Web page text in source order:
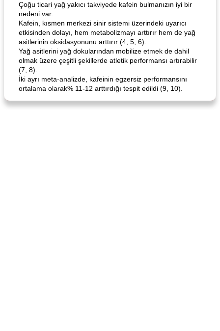
Curry Chicken Dinner
Çoğu ticari yağ yakıcı takviyede kafein bulmanızın iyi bir
nedeni var.
Kafein, kısmen merkezi sinir sistemi üzerindeki uyarıcı
etkisinden dolayı, hem metabolizmayı arttırır hem de yağ
asitlerinin oksidasyonunu arttırır (4, 5, 6).
Yağ asitlerini yağ dokularından mobilize etmek de dahil
olmak üzere çeşitli şekillerde atletik performansı artırabilir
(7, 8).
İki ayrı meta-analizde, kafeinin egzersiz performansını
ortalama olarak% 11-12 arttırdığı tespit edildi (9, 10).